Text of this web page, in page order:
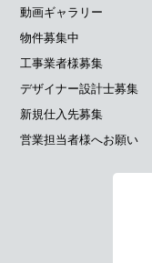
動画ギャラリー
物件募集中
工事業者様募集
デザイナー設計士募集
新規仕入先募集
営業担当者様へお願い